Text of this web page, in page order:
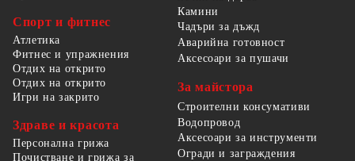
Спорт и фитнес
Атлетика
Фитнес и упражнения
Отдих на открито
Отдих на открито
Игри на закрито
Здраве и красота
Персонална грижа
Почистване и грижа за
Камини
Чадъри за дъжд
Аварийна готовност
Аксесоари за пушачи
За майстора
Строителни консумативи
Водопровод
Аксесоари за инструменти
Огради и заграждения